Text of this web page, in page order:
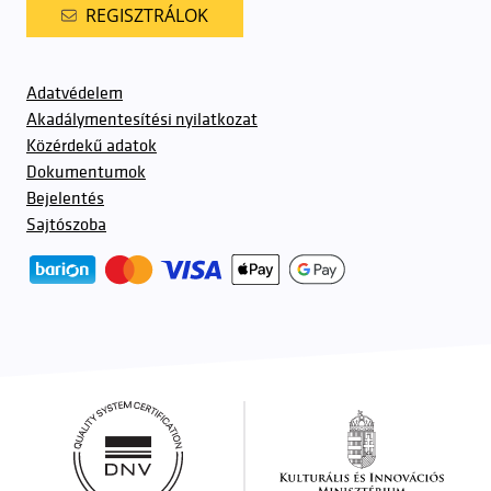
REGISZTRÁLOK
Adatvédelem
Akadálymentesítési nyilatkozat
Közérdekű adatok
Dokumentumok
Bejelentés
Sajtószoba